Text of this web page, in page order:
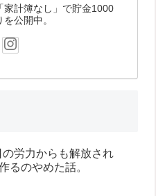
家計簿なし」で貯金1000
公開中。
の労力からも解放され
るのやめた話。